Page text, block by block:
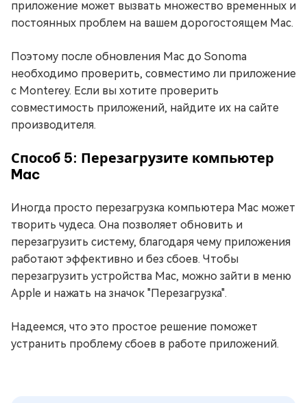
приложение может вызвать множество временных и
постоянных проблем на вашем дорогостоящем Mac.
Поэтому после обновления Mac до Sonoma
необходимо проверить, совместимо ли приложение
с Monterey. Если вы хотите проверить
совместимость приложений, найдите их на сайте
производителя.
Способ 5: Перезагрузите компьютер
Mac
Иногда просто перезагрузка компьютера Mac может
творить чудеса. Она позволяет обновить и
перезагрузить систему, благодаря чему приложения
работают эффективно и без сбоев. Чтобы
перезагрузить устройства Mac, можно зайти в меню
Apple и нажать на значок "Перезагрузка".
Надеемся, что это простое решение поможет
устранить проблему сбоев в работе приложений.